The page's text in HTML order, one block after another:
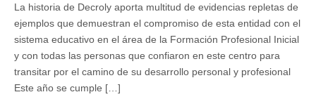
orientación
académica
profesional
en
La historia de Decroly aporta multitud de evidencias repletas de
ejemplos que demuestran el compromiso de esta entidad con el
sistema educativo en el área de la Formación Profesional Inicial
y con todas las personas que confiaron en este centro para
transitar por el camino de su desarrollo personal y profesional
Este año se cumple […]